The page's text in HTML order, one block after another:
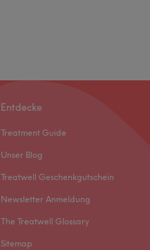
Entdecke
Treatment Guide
Unser Blog
Treatwell Geschenkgutschein
Newsletter Anmeldung
The Treatwell Glossary
Sitemap